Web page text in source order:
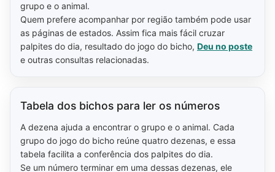
grupo e o animal.
Quem prefere acompanhar por região também pode usar
as páginas de estados. Assim fica mais fácil cruzar
palpites do dia, resultado do jogo do bicho, Deu no poste
e outras consultas relacionadas.
Tabela dos bichos para ler os números
A dezena ajuda a encontrar o grupo e o animal. Cada
grupo do jogo do bicho reúne quatro dezenas, e essa
tabela facilita a conferência dos palpites do dia.
Se um número terminar em uma dessas dezenas, ele